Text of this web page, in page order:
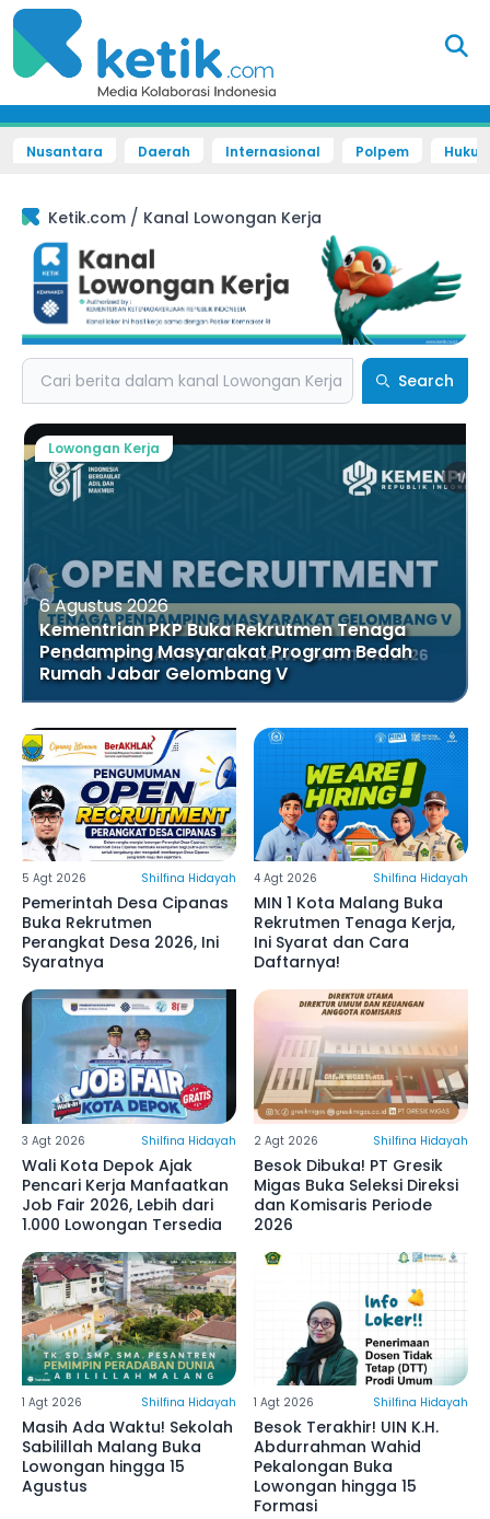
Nusantara Daerah Internasional Polpem
Ketik.com / Kanal Lowongan Kerja
Search Search
6 Agustus 2026
Kementrian PKP Buka Rekrutmen Tenaga
Pendamping Masyarakat Program Bedah
Rumah Jabar Gelombang V
Lowongan Kerja
5 Agt 2026 Shilfina Hidayah
Pemerintah Desa Cipanas
Buka Rekrutmen
Perangkat Desa 2026, Ini
Syaratnya
4 Agt 2026 Shilfina Hidayah
MIN 1 Kota Malang Buka
Rekrutmen Tenaga Kerja,
Ini Syarat dan Cara
Daftarnya!
3 Agt 2026 Shilfina Hidayah
Wali Kota Depok Ajak
Pencari Kerja Manfaatkan
Job Fair 2026, Lebih dari
1.000 Lowongan Tersedia
2 Agt 2026 Shilfina Hidayah
Besok Dibuka! PT Gresik
Migas Buka Seleksi Direksi
dan Komisaris Periode
2026
1 Agt 2026 Shilfina Hidayah
Masih Ada Waktu! Sekolah
Sabilillah Malang Buka
Lowongan hingga 15
Agustus
1 Agt 2026 Shilfina Hidayah
Besok Terakhir! UIN K.H.
Abdurrahman Wahid
Pekalongan Buka
Lowongan hingga 15
Formasi